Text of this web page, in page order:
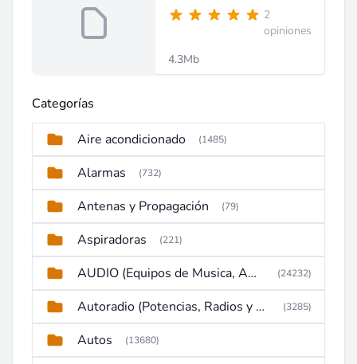
2
opiniones
4.3Mb
Categorías
Aire acondicionado (1485)
Alarmas (732)
Antenas y Propagación (79)
Aspiradoras (221)
AUDIO (Equipos de Musica, Amplificadores, Reproductores, Etc) (24232)
Autoradio (Potencias, Radios y DVD) (3285)
Autos (13680)